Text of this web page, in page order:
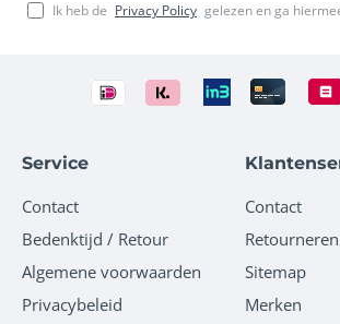
Ik heb de Privacy Policy gelezen en ga
Service
Contact
Bedenktijd / Retour
Algemene voorwaarden
Privacybeleid
Contact
Retourneren
Sitemap
Merken